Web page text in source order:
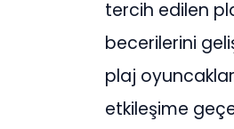
tercih edilen
becerilerini
plaj
etkileşime